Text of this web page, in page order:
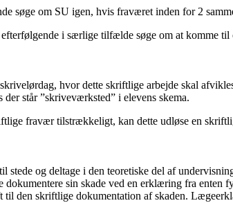
søge om SU igen, hvis fraværet inden for 2
i særlige tilfælde søge om at komme til
hvor dette skriftlige arbejde skal
står ”skriveværksted” i elevens skema.
fravær tilstrækkeligt, kan dette udløse en
og deltage i den teoretiske del af
sin skade ved en erklæring fra
den skriftlige dokumentation af skaden.